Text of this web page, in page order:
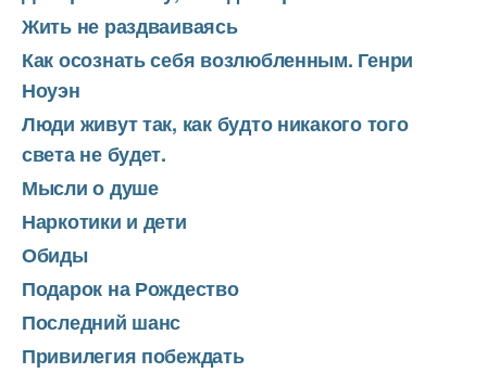
Жить не раздваиваясь
Как осознать себя возлюбленным. Генри
Ноуэн
Люди живут так, как будто никакого того
света не будет.
Мысли о душе
Наркотики и дети
Обиды
Подарок на Рождество
Последний шанс
Привилегия побеждать